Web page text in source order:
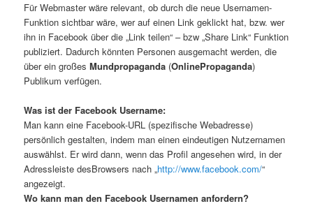
Für Webmaster wäre relevant, ob durch die neue Usernamen-
Funktion sichtbar wäre, wer auf einen Link geklickt hat, bzw. wer
ihn in Facebook über die „Link teilen“ – bzw „Share Link“ Funktion
publiziert. Dadurch könnten Personen ausgemacht werden, die
über ein großesMundpropaganda (OnlinePropaganda)
Publikum verfügen.
Was ist der Facebook Username:
Man kann eine Facebook-URL (spezifische Webadresse)
persönlich gestalten, indem man einen eindeutigen Nutzernamen
auswählst. Er wird dann, wenn das Profil angesehen wird, in der
Adressleiste desBrowsers nach „http://www.facebook.com/“
angezeigt.
Wo kann man den Facebook Usernamen anfordern?